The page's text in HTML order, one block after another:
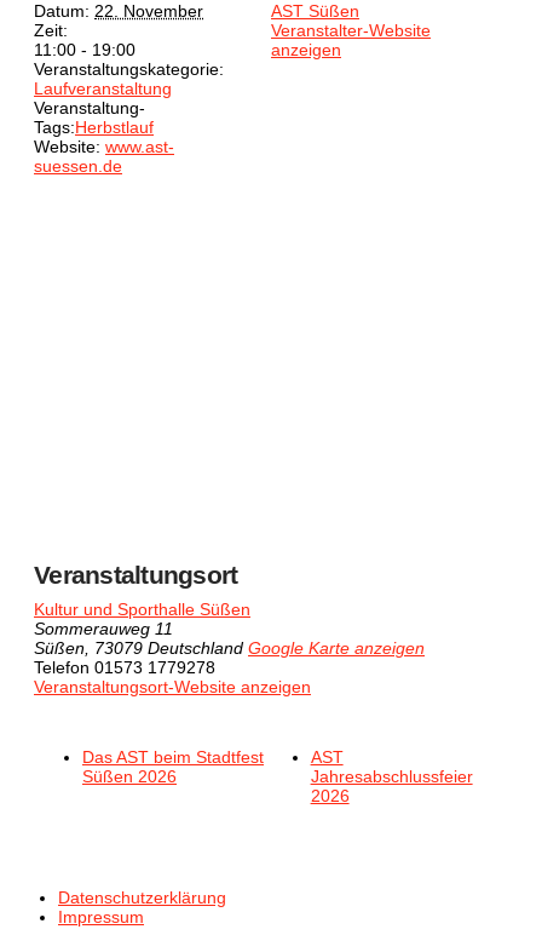
Datum: 22. November
Zeit:
11:00 - 19:00
Veranstaltungskategorie:
Laufveranstaltung
Veranstaltung-
Tags:Herbstlauf
Website: www.ast-
suessen.de
AST Süßen
Veranstalter-Website
anzeigen
Veranstaltungsort
Kultur und Sporthalle Süßen
Sommerauweg 11
Süßen 73079 Deutschland Google Karte anzeigen
Telefon 01573 1779278
Veranstaltungsort-Website anzeigen
Das AST beim Stadtfest
Süßen 2026
AST
Jahresabschlussfeier
2026
Datenschutzerklärung
Impressum